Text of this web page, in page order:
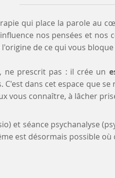
qui place la parole au
nos pensées et nos
de ce qui vous
ne prescrit pas : il crée un
C'est dans cet espace que
vous connaître, à lâcher
et séance psychanalyse
est désormais possible où